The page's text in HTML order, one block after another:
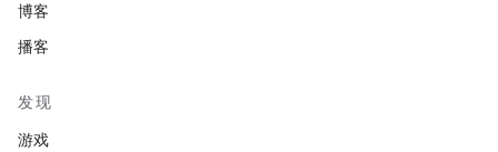
博客
播客
发现
游戏